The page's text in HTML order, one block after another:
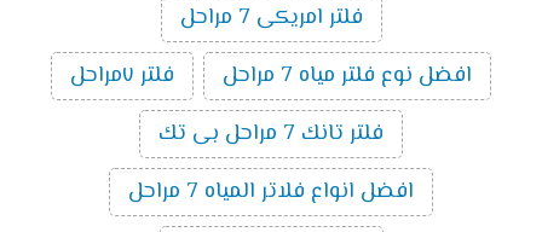
فلتر امريكى 7 مراحل
افضل نوع فلتر مياه 7 مراحل
فلتر ٧مراحل
فلتر تانك 7 مراحل بى تك
افضل انواع فلاتر المياه 7 مراحل